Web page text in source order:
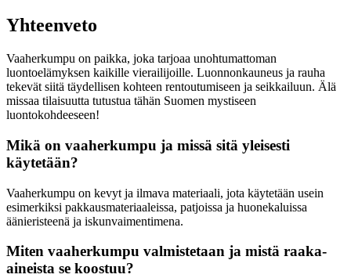
Yhteenveto
Vaaherkumpu on paikka, joka tarjoaa unohtumattoman
luontoelämyksen kaikille vierailijoille. Luonnonkauneus ja rauha
tekevät siitä täydellisen kohteen rentoutumiseen ja seikkailuun. Älä
missaa tilaisuutta tutustua tähän Suomen mystiseen
luontokohdeeseen!
Mikä on vaaherkumpu ja missä sitä yleisesti
käytetään?
Vaaherkumpu on kevyt ja ilmava materiaali, jota käytetään usein
esimerkiksi pakkausmateriaaleissa, patjoissa ja huonekaluissa
äänieristeenä ja iskunvaimentimena.
Miten vaaherkumpu valmistetaan ja mistä raaka-
aineista se koostuu?